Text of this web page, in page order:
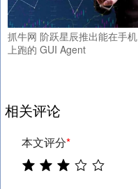
抓牛网 阶跃星辰推出能在手机
上跑的 GUI Agent
相关评论
本文评分*